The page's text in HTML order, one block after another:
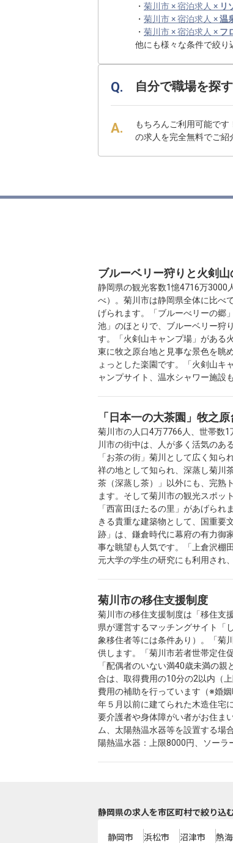
・ 菊川市 × 宿泊求人 × リ
・ 菊川市 × 宿泊求人 ×温
・ 菊川市 × 宿泊求人 × フ
他にも様々な条件で絞り
自分で職場を探
もちろんご利用可能です
の求人を完全無料でご紹
ブルーベリー狩りと火剣
静岡県の観光客数1憶4716万3000
べ）。菊川市は静岡県全体に比べ
げられます。「ブルーべリーの郷
池」のほとりで、ブルーベリー狩
す。「火剣山キャンプ場」がある
東に牧之原台地と見事な景色を眺
ょっとした楽園です。「火剣山キ
ャンプサイト、温水シャワー施設
「日本一の大茶園」牧之
菊川市の人口4万7766人、世帯数
川市の街中は、人が多く活気のあ
「お茶の街」菊川として広く知
祥の地として知られ、深蒸し菊川
茶（深蒸し茶）」以外にも、完熟
ます。そして菊川市の観光スポッ
「西富田ほたるの里」があげら
きる貴重な建築物として、国重要
跡」は、鎌倉時代に幕府の有力御
事な眺望も人気です。「上倉沢棚
元大学の学生の研究にも利用され
菊川市の移住支援制度
菊川市の移住支援制度は「移住支
県が運営するマッチングサイト「
象移住者等には条件あり）。「菊
供します。「菊川市若者世帯定住
「配偶者のいない満40歳未満の
合は、取得費用の10分の2以内（
費用の補助を行っています（※婚
年５月以前に建てられた木造住宅
要介護者や身体障がい者がお住ま
ム、太陽熱温水器等を設置する場
陽熱温水器：上限8000円、ソーラ
静岡県の求人を市区町村で絞り込
静岡市 浜松市 沼津市 熱